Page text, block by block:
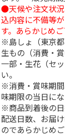
県産
ット
＜お中元＞
蹄山名水珈
７個
4.3（3
2,980円
(送料・税込)
●天候や注文状
込内容に不備等
す。あらかじめご
※島しょ（東京都
生もの（消費・
一部・生花（セ
い。
※消費・賞味期
味期限の当日に
※商品到着後の
配送日数、お届
のであらかじめ